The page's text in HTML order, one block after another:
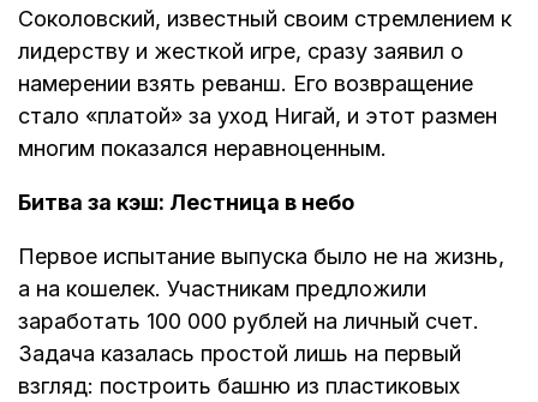
Соколовский, известный своим стремлением к
лидерству и жесткой игре, сразу заявил о
намерении взять реванш. Его возвращение
стало «платой» за уход Нигай, и этот размен
многим показался неравноценным.
Битва за кэш: Лестница в небо
Первое испытание выпуска было не на жизнь,
а на кошелек. Участникам предложили
заработать 100 000 рублей на личный счет.
Задача казалась простой лишь на первый
взгляд: построить башню из пластиковых